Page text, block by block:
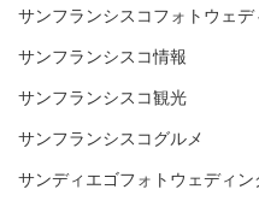
サンフランシスコフォトウェ
サンフランシスコ情報
サンフランシスコ観光
サンフランシスコグルメ
サンディエゴフォトウェディン